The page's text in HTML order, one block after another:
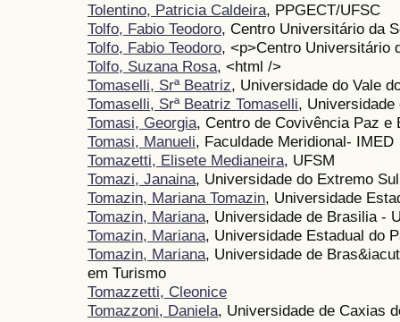
Tolentino, Patricia Caldeira, PPGECT/UFSC
Tolfo, Fabio Teodoro, Centro Universitário da
Tolfo, Fabio Teodoro, <p>Centro Universitário
Tolfo, Suzana Rosa, <html />
Tomaselli, Srª Beatriz, Universidade do Vale
Tomaselli, Srª Beatriz Tomaselli, Universidade
Tomasi, Georgia, Centro de Covivência Paz e
Tomasi, Manueli, Faculdade Meridional- IMED
Tomazetti, Elisete Medianeira, UFSM
Tomazi, Janaina, Universidade do Extremo
Tomazin, Mariana Tomazin, Universidade
Tomazin, Mariana, Universidade de Brasilia -
Tomazin, Mariana, Universidade Estadual do
Tomazin, Mariana, Universidade de
em Turismo
Tomazzetti, Cleonice
Tomazzoni, Daniela, Universidade de Caxias